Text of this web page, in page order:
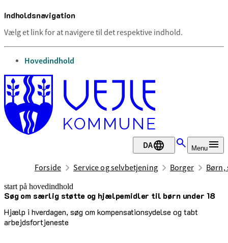
Indholdsnavigation
Vælg et link for at navigere til det respektive indhold.
gå til
Hovedindhold
DA Menu
Forside Service og selvbetjening Borger Børn,
start på hovedindhold
Søg om særlig støtte og hjælpemidler til børn under 18
Hjælp i hverdagen, søg om kompensationsydelse og tabt
arbejdsfortjeneste
senest opdateret 20. april 2026